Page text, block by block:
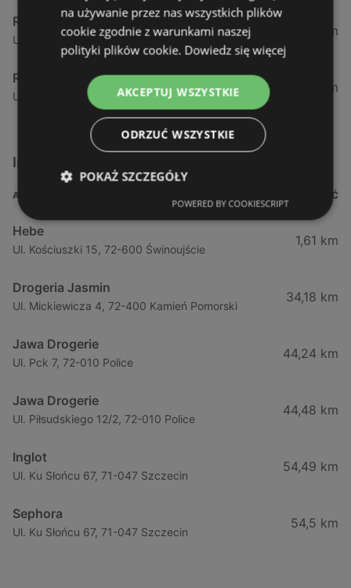
Rossmann
Ul. Gryfa Pomorskiego 15, 72-500 Międzyzdroje
12,47 km
Rossmann
Ul. Chrobrego 18, 72-400 Kamień Pomorski
34,17 km
Inne sklepy Kosmetyki w pobliżu
ADRES ODLEGŁOŚĆ
Hebe
Ul. Kościuszki 15, 72-600 Świnoujście
1,61 km
Drogeria Jasmin
Ul. Mickiewicza 4, 72-400 Kamień Pomorski
34,18 km
Jawa Drogerie
Ul. Pck 7, 72-010 Police
44,24 km
Jawa Drogerie
Ul. Piłsudskiego 12/2, 72-010 Police
44,48 km
Inglot
Ul. Ku Słońcu 67, 71-047 Szczecin
54,49 km
Sephora
Ul. Ku Słońcu 67, 71-047 Szczecin
54,5 km
na używanie przez nas wszystkich plików
cookie zgodnie z warunkami naszej
polityki plików cookie. Dowiedz się więcej
AKCEPTUJ WSZYSTKIE
ODRZUĆ WSZYSTKIE
POKAŻ SZCZEGÓŁY
POWERED BY COOKIESCRIPT